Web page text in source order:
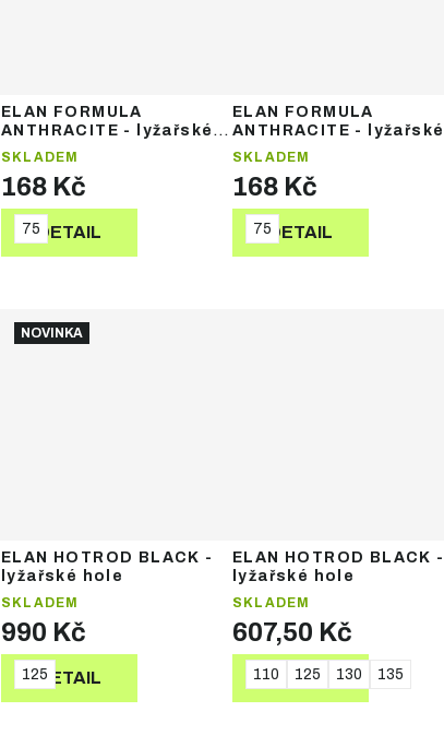
ELAN FORMULA
ANTHRACITE - lyžařské
hole
SKLADEM
168 Kč
DETAIL
75
ELAN FORMULA
ANTHRACITE - lyžařské
hole
SKLADEM
168 Kč
DETAIL
75
NOVINKA
ELAN HOTROD BLACK -
lyžařské hole
SKLADEM
990 Kč
DETAIL
125
ELAN HOTROD BLACK -
lyžařské hole
SKLADEM
607,50 Kč
DETAIL
110 125 130 135